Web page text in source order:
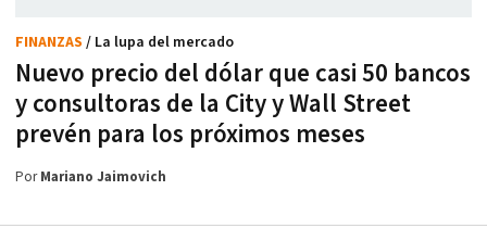
Nuevo precio del dólar que casi 50 bancos
y consultoras de la City y Wall Street
prevén para los próximos meses
FINANZAS / La lupa del mercado
PorMariano Jaimovich